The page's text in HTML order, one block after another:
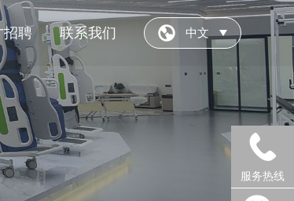
中文
招聘 联系我们
服务热线